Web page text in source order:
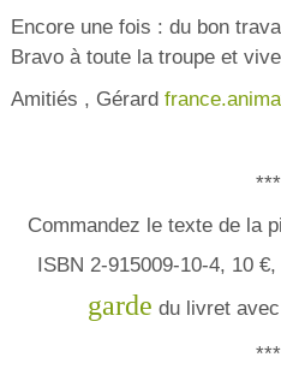
Encore une fois : du bon
Bravo à toute la troupe et
Amitiés , Gérard
***
Commandez le texte de la
ISBN 2-915009-10-4, 10
garde du livret
***